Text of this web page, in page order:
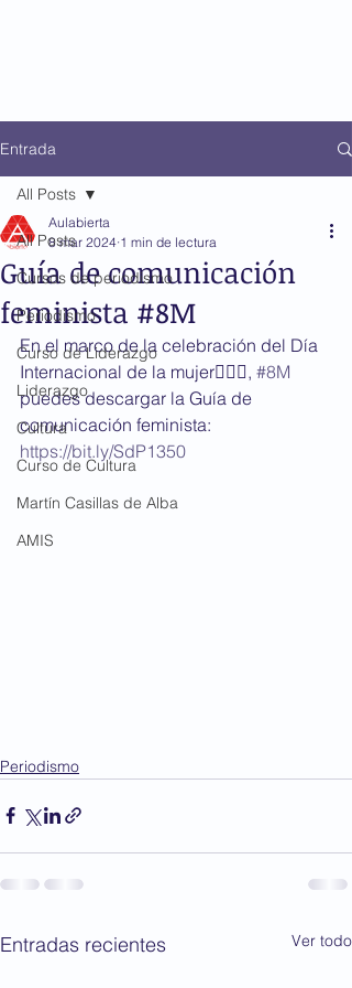
Entrada
All Posts
Cursos de periodismo
Periodismo
Curso de Liderazgo
Liderazgo
Cultura
Curso de Cultura
Martín Casillas de Alba
AMIS
All Posts
Guía de comunicación
feminista #8M
Aulabierta
8 mar 2024 1 min de lectura
En el marco de la celebración del Día
Internacional de la mujer🙋🏻‍♀️, #8M
puedes descargar la Guía de
comunicación feminista:
https://bit.ly/SdP1350
Periodismo
Entradas recientes Ver todo